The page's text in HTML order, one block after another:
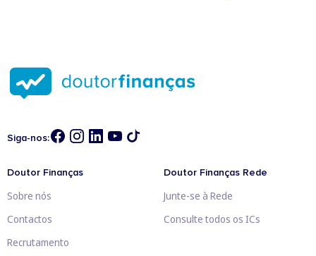
Siga-nos:
Doutor Finanças
Sobre nós
Contactos
Recrutamento
Doutor Finanças Rede
Junte-se à Rede
Consulte todos os ICs